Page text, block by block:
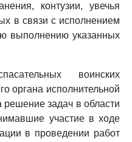
контузии, увечья
в связи с исполнением
выполнению указанных
воинских
органа исполнительной
решение задач в области
участие в ходе
в проведении работ